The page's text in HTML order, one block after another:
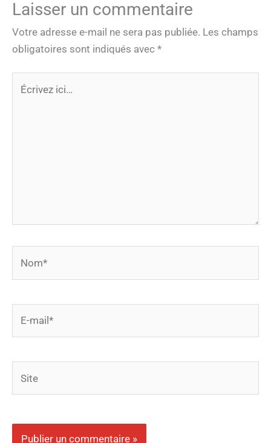
Laisser un commentaire
Votre adresse e-mail ne sera pas publiée. Les champs
obligatoires sont indiqués avec *